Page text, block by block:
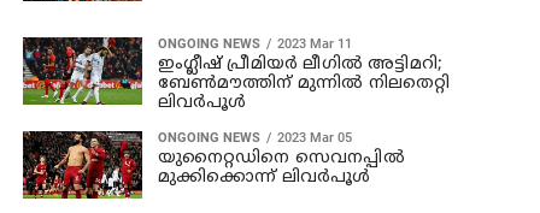
ONGOING NEWS 2023 Mar 11
ഇംഗ്ലീഷ് പ്രീമിയർ ലീഗിൽ അട്ടിമറി;
ബേണ്‍മൗത്തിന് മുന്നില്‍ നിലതെറ്റി
ലിവര്‍പൂള്‍
ONGOING NEWS 2023 Mar 05
യുനൈറ്റഡിനെ സെവനപ്പില്‍
മുക്കിക്കൊന്ന് ലിവര്‍പൂള്‍